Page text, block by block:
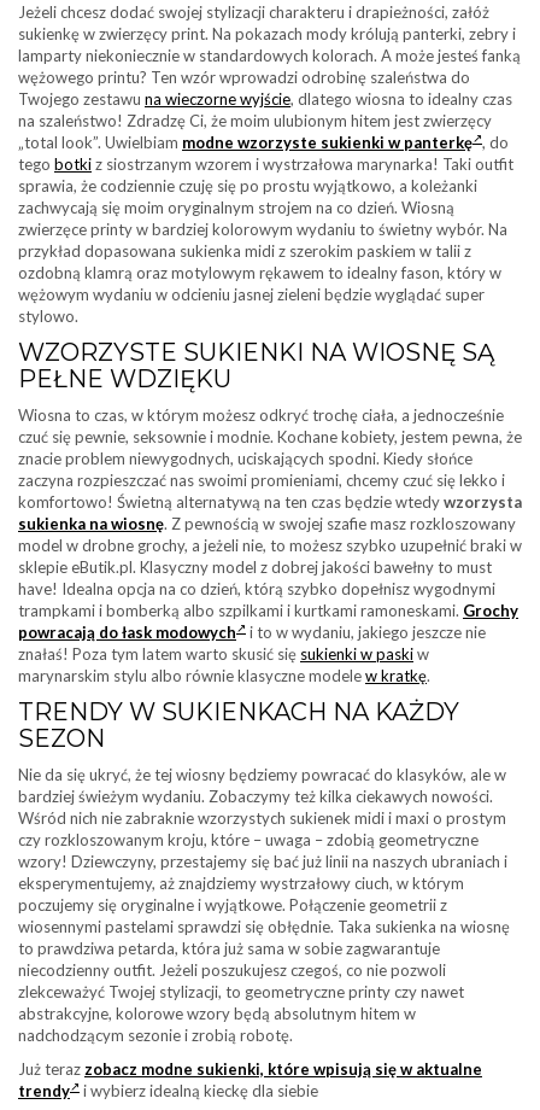
Jeżeli chcesz dodać swojej stylizacji charakteru i drapieżności, załóż
sukienkę w zwierzęcy print. Na pokazach mody królują panterki, zebry i
lamparty niekoniecznie w standardowych kolorach. A może jesteś fanką
wężowego printu? Ten wzór wprowadzi odrobinę szaleństwa do
Twojego zestawu na wieczorne wyjście, dlatego wiosna to idealny czas
na szaleństwo! Zdradzę Ci, że moim ulubionym hitem jest zwierzęcy
„total look”. Uwielbiam modne wzorzyste sukienki w panterkę , do
tego botkiz siostrzanym wzorem i wystrzałowa marynarka! Taki outfit
sprawia, że codziennie czuję się po prostu wyjątkowo, a koleżanki
zachwycają się moim oryginalnym strojem na co dzień. Wiosną
zwierzęce printy w bardziej kolorowym wydaniu to świetny wybór. Na
przykład dopasowana sukienka midi z szerokim paskiem w talii z
ozdobną klamrą oraz motylowym rękawem to idealny fason, który w
wężowym wydaniu w odcieniu jasnej zieleni będzie wyglądać super
stylowo.
WZORZYSTE SUKIENKI NA WIOSNĘ SĄ
PEŁNE WDZIĘKU
Wiosna to czas, w którym możesz odkryć trochę ciała, a jednocześnie
czuć się pewnie, seksownie i modnie. Kochane kobiety, jestem pewna, że
znacie problem niewygodnych, uciskających spodni. Kiedy słońce
zaczyna rozpieszczać nas swoimi promieniami, chcemy czuć się lekko i
komfortowo! Świetną alternatywą na ten czas będzie wtedywzorzysta
sukienka na wiosnę. Z pewnością w swojej szafie masz rozkloszowany
model w drobne grochy, a jeżeli nie, to możesz szybko uzupełnić braki w
sklepie eButik.pl. Klasyczny model z dobrej jakości bawełny to must
have! Idealna opcja na co dzień, którą szybko dopełnisz wygodnymi
trampkami i bomberką albo szpilkami i kurtkami ramoneskami. Grochy
powracają do łask modowych
i to w wydaniu, jakiego jeszcze nie
znałaś! Poza tym latem warto skusić się sukienki w paskiw
marynarskim stylu albo równie klasyczne modelew kratkę.
TRENDY W SUKIENKACH NA KAŻDY
SEZON
Nie da się ukryć, że tej wiosny będziemy powracać do klasyków, ale w
bardziej świeżym wydaniu. Zobaczymy też kilka ciekawych nowości.
Wśród nich nie zabraknie wzorzystych sukienek midi i maxi o prostym
czy rozkloszowanym kroju, które – uwaga – zdobią geometryczne
wzory! Dziewczyny, przestajemy się bać już linii na naszych ubraniach i
eksperymentujemy, aż znajdziemy wystrzałowy ciuch, w którym
poczujemy się oryginalne i wyjątkowe. Połączenie geometrii z
wiosennymi pastelami sprawdzi się obłędnie. Taka sukienka na wiosnę
to prawdziwa petarda, która już sama w sobie zagwarantuje
niecodzienny outfit. Jeżeli poszukujesz czegoś, co nie pozwoli
zlekceważyć Twojej stylizacji, to geometryczne printy czy nawet
abstrakcyjne, kolorowe wzory będą absolutnym hitem w
nadchodzącym sezonie i zrobią robotę.
Już teraz zobacz modne sukienki, które wpisują się w aktualne
trendy
i wybierz idealną kieckę dla siebie